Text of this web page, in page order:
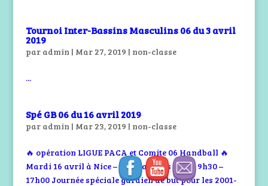
Tournoi Inter-Bassins Masculins 06 du 3 avril
2019
par admin | Mar 27, 2019 | non-classe
...
Spé GB 06 du 16 avril 2019
par admin | Mar 23, 2019 | non-classe
🔥 opération LIGUE PACA et Comite 06 Handball 🔥
Mardi 16 avril à Nice – gymnase des Eucas 9h30 –
17h00 Journée spéciale gardien de but pour les 2001-